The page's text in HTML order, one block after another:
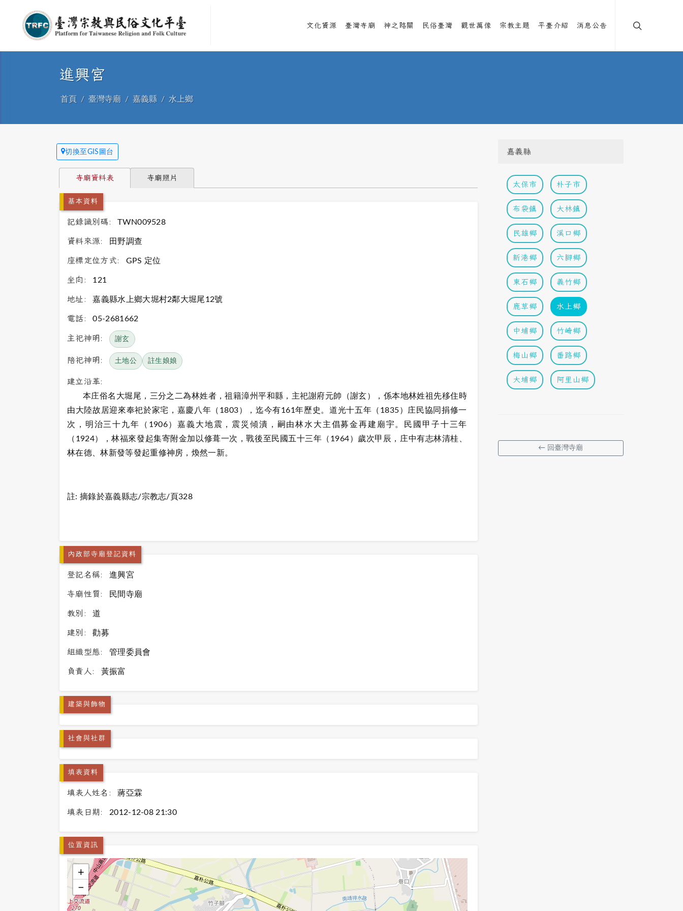
文化資源 臺灣寺廟 神之路關 民俗臺灣 觀世萬像 宗教主題 平臺介紹 消息公告
進興宮
首頁 臺灣寺廟 嘉義縣 水上鄉
切換至GIS圖台
寺廟資料表 寺廟照片
基本資料
記錄識別碼: TWN009528
資料來源: 田野調查
座標定位方式: GPS 定位
坐向: 121
地址: 嘉義縣水上鄉大堀村2鄰大堀尾12號
電話: 05-2681662
主祀神明: 謝玄
陪祀神明: 土地公 註生娘娘
建立沿革:
本庄俗名大堀尾，三分之二為林姓者，祖籍漳州平和縣，主祀謝府元帥（謝玄），係本地林姓祖先移住時
由大陸故居迎來奉祀於家宅，嘉慶八年（1803），迄今有161年歷史。道光十五年（1835）庄民協同捐修一
次，明治三十九年（1906）嘉義大地震，震災傾潰，嗣由林水大主倡募金再建廟宇。民國甲子十三年
（1924），林福來發起集寄附金加以修葺一次，戰後至民國五十三年（1964）歲次甲辰，庄中有志林清桂、
林在德、林新發等發起重修神房，煥然一新。
註: 摘錄於嘉義縣志/宗教志/頁328
內政部寺廟登記資料
登記名稱: 進興宮
寺廟性質: 民間寺廟
教別: 道
建別: 勸募
組織型態: 管理委員會
負責人: 黃振富
建築與飾物
社會與社群
填表資料
填表人姓名: 蔣亞霖
填表日期: 2012-12-08 21:30
位置資訊
+
−
嘉義縣
太保市 朴子市
布袋鎮 大林鎮
民雄鄉 溪口鄉
新港鄉 六腳鄉
東石鄉 義竹鄉
鹿草鄉 水上鄉
中埔鄉 竹崎鄉
梅山鄉 番路鄉
大埔鄉 阿里山鄉
← 回臺灣寺廟